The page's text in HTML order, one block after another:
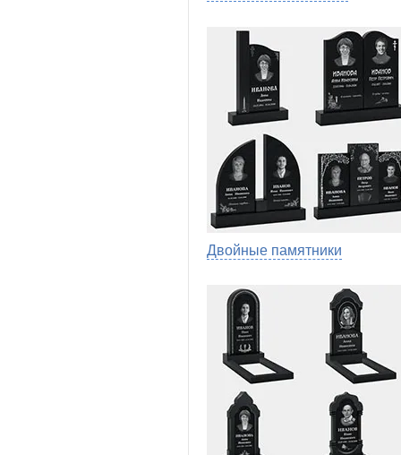
Двойные памятники